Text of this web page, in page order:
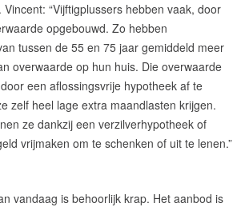
“Vijftigplussers hebben vaak, door
opgebouwd. Zo hebben
tussen de 55 en 75 jaar gemiddeld meer
overwaarde op hun huis. Die overwaarde
een aflossingsvrije hypotheek af te
zelf heel lage extra maandlasten krijgen.
ze dankzij een verzilverhypotheek of
vrijmaken om te schenken of uit te lenen.”
vandaag is behoorlijk krap. Het aanbod is